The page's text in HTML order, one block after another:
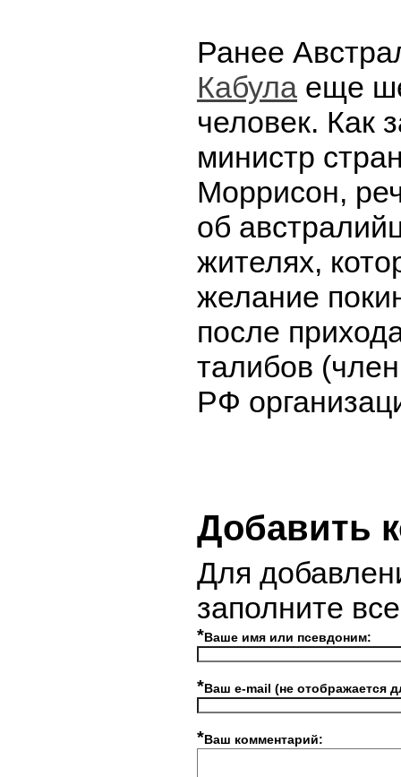
Ранее
Кабула еще
человек. Как
министр
Моррисон,
об
жителях,
желание
после
талибов
РФ
Добавить
Для
заполните
*Ваше имя или псевдоним:
*Ваш e-mail (не отображается
*Ваш комментарий: